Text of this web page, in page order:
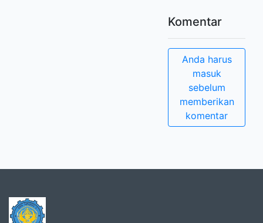
Komentar
Anda harus
masuk
sebelum
memberikan
komentar